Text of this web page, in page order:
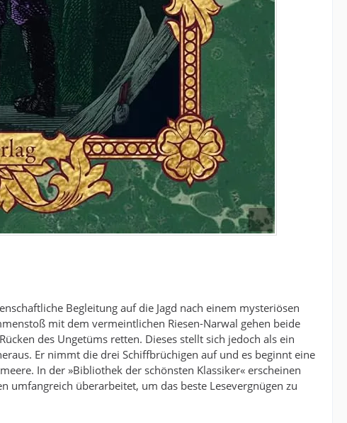
Begleitung auf die Jagd nach einem mysteriösen
mit dem vermeintlichen Riesen-Narwal gehen beide
des Ungetüms retten. Dieses stellt sich jedoch als ein
Er nimmt die drei Schiffbrüchigen auf und es beginnt eine
In der »Bibliothek der schönsten Klassiker« erscheinen
überarbeitet, um das beste Lesevergnügen zu